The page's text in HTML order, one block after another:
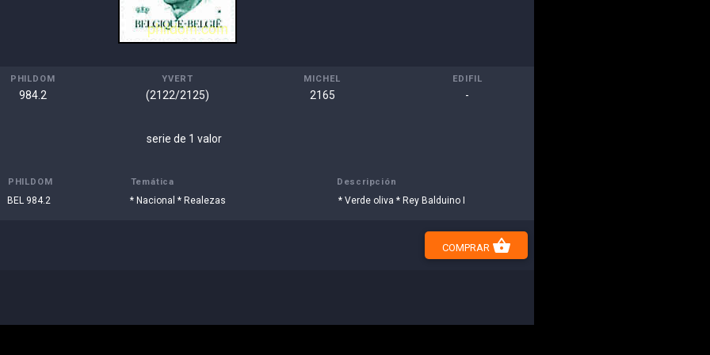
PHILDOM
984.2
YVERT
(2122/2125)
MICHEL
2165
EDIFIL
-
serie de 1 valor
PHILDOM Temática Descripción
BEL 984.2 * Nacional * Realezas * Verde oliva * Rey Balduino I
COMPRAR shopping_basket